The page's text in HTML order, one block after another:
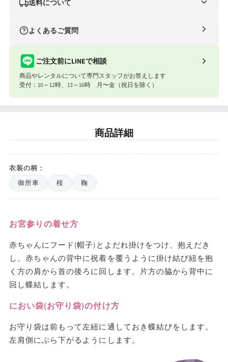
送料について
条件
合計8,801円以上
合計8,801円以下
東北・関東・信越・東海・北陸・関西 往復1,540円
北海道・中国・四国・九州
※沖縄・離島はお届けできません。
よくあるご質問
ご注文前にLINEで相談
商品やレンタルについて専門スタッフがお答えします
受付：10～12時、13～16時 月〜金（祝日を除く）
商品詳細
衣装の柄：
御所車
桜 鞠
お宮参りの着せ方
赤ちゃんにフード(帽子)とよだれ掛けをつけ、抱えだき
し、赤ちゃんの背中に祝着を覆うように掛け結び紐を抱
く方の肩から首の後ろに回します。片方の脇から背中に
回し蝶結します。
におい袋(お守り袋)の付け方
お守り袋は前もって左紐に通しておき蝶結びをします。
左肩側にぶら下がるようにします。